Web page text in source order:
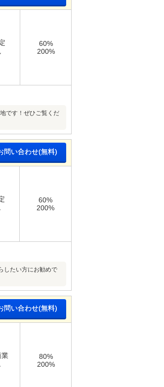
60%
200%
です！ぜひご覧くだ
問い合わせ(無料)
60%
200%
したい方にお勧めで
問い合わせ(無料)
業
80%
200%